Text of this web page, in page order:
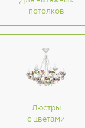
потолков
Люстры
с цветами